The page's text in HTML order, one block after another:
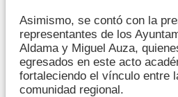
Asimismo, se contó con la
representantes de los
Aldama y Miguel Auza,
egresados en este acto
fortaleciendo el vínculo entre
comunidad regional.